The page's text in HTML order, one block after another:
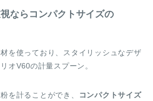
ならコンパクトサイズの
を使っており、スタイリッシュなデザ
オV60の計量スプーン。
を計ることができ、
コンパクトサイズ